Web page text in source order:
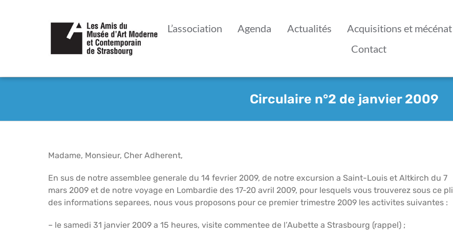
L’association Agenda Actualités Acquisitions et mécénat
Contact
Circulaire n°2 de janvier 2009
Madame, Monsieur, Cher Adherent,
En sus de notre assemblee generale du 14 fevrier 2009, de notre excursion a Saint-Louis et Altkirch du 7
mars 2009 et de notre voyage en Lombardie des 17-20 avril 2009, pour lesquels vous trouverez sous ce pli
des informations separees, nous vous proposons pour ce premier trimestre 2009 les activites suivantes :
– le samedi 31 janvier 2009 a 15 heures, visite commentee de l’Aubette a Strasbourg (rappel) ;